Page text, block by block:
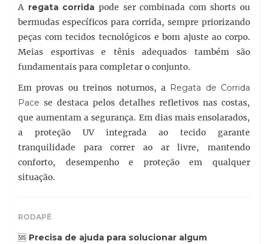
A regata corrida pode ser combinada com shorts ou
bermudas específicos para corrida, sempre priorizando
peças com tecidos tecnológicos e bom ajuste ao corpo.
Meias esportivas e tênis adequados também são
fundamentais para completar o conjunto.
Em provas ou treinos noturnos, a Regata de Corrida
Pace se destaca pelos detalhes refletivos nas costas,
que aumentam a segurança. Em dias mais ensolarados,
a proteção UV integrada ao tecido garante
tranquilidade para correr ao ar livre, mantendo
conforto, desempenho e proteção em qualquer
situação.
RODAPÉ
🆘 Precisa de ajuda para solucionar algum